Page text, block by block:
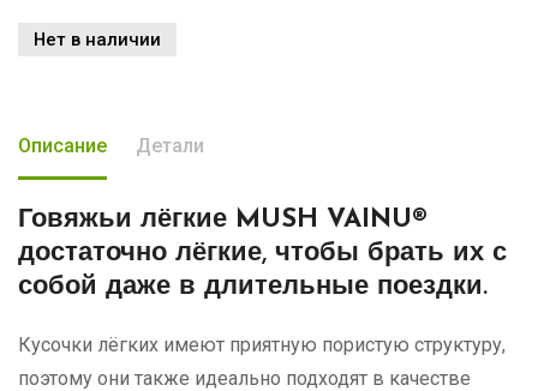
Нет в наличии
Описание Детали
Говяжьи лёгкие MUSH VAINU®
достаточно лёгкие, чтобы брать их с
собой даже в длительные поездки.
Кусочки лёгких имеют приятную пористую структуру,
поэтому они также идеально подходят в качестве